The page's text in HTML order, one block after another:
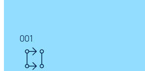
001